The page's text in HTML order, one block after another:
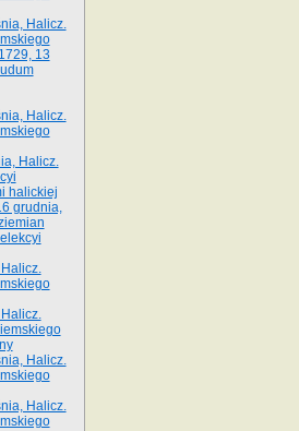
Halicz.
13
Halicz.
Halicz.
halickiej
grudnia,
Halicz.
Halicz.